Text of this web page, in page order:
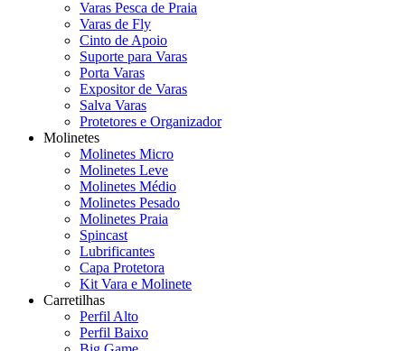
Varas Pesca de Praia
Varas de Fly
Cinto de Apoio
Suporte para Varas
Porta Varas
Expositor de Varas
Salva Varas
Protetores e Organizador
Molinetes
Molinetes Micro
Molinetes Leve
Molinetes Médio
Molinetes Pesado
Molinetes Praia
Spincast
Lubrificantes
Capa Protetora
Kit Vara e Molinete
Carretilhas
Perfil Alto
Perfil Baixo